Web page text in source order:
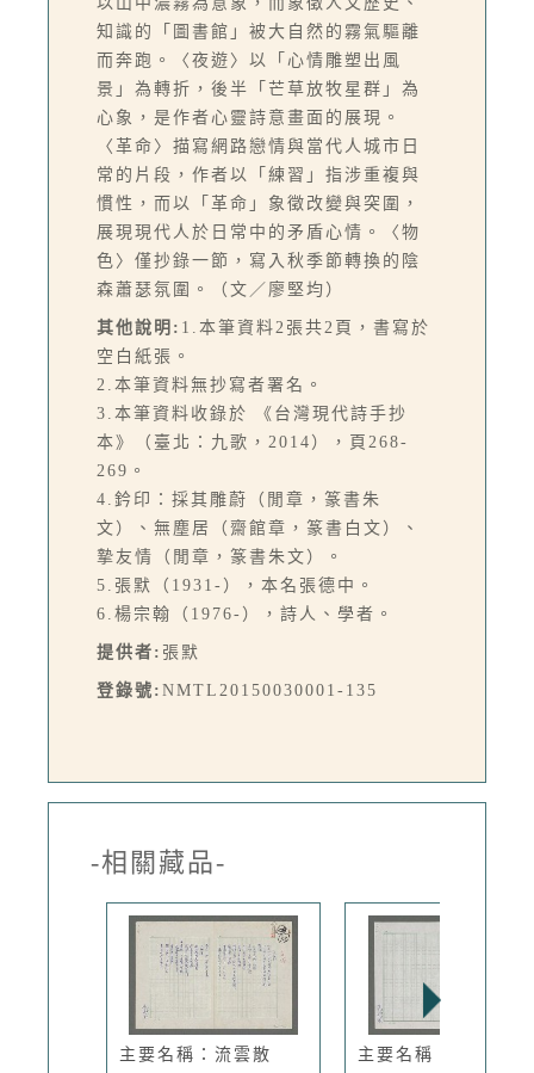
知識的「圖書館」被大自然的霧氣驅離
而奔跑。〈夜遊〉以「心情雕塑出風
景」為轉折，後半「芒草放牧星群」為
心象，是作者心靈詩意畫面的展現。
〈革命〉描寫網路戀情與當代人城市日
常的片段，作者以「練習」指涉重複與
慣性，而以「革命」象徵改變與突圍，
展現現代人於日常中的矛盾心情。〈物
色〉僅抄錄一節，寫入秋季節轉換的陰
森蕭瑟氛圍。（文／廖堅均）
其他說明: 1.本筆資料2張共2頁，書寫於
空白紙張。
2.本筆資料無抄寫者署名。
3.本筆資料收錄於 《台灣現代詩手抄
本》（臺北：九歌，2014），頁268-
269。
4.鈐印：採其雕蔚（閒章，篆書朱
文）、無塵居（齋館章，篆書白文）、
摯友情（閒章，篆書朱文）。
5.張默（1931-），本名張德中。
6.楊宗翰（1976-），詩人、學者。
提供者: 張默
登錄號: NMTL20150030001-135
-相關藏品-
主要名稱：流雲散 主要名稱：就寢